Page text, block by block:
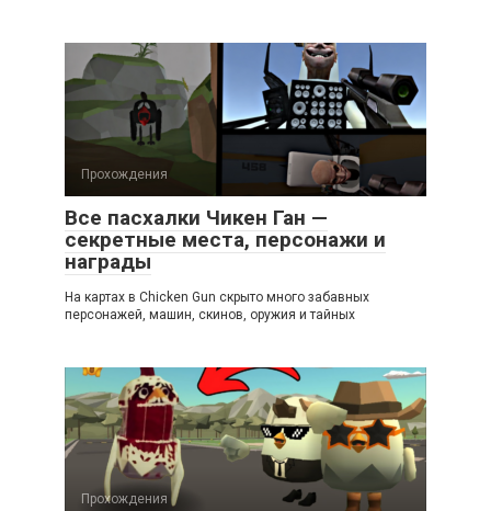
Прохождения
Все пасхалки Чикен Ган —
секретные места, персонажи и
награды
На картах в Chicken Gun скрыто много забавных
персонажей, машин, скинов, оружия и тайных
Прохождения